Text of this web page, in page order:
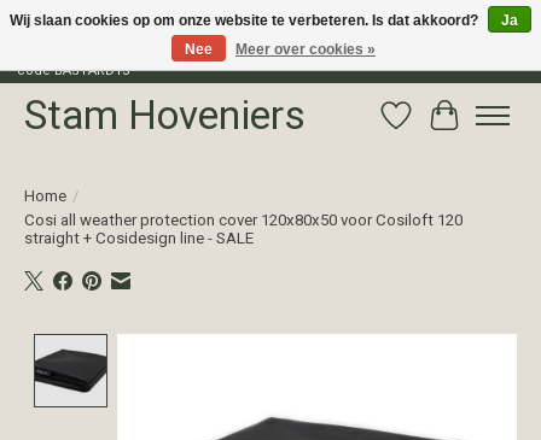
Profiteer van 15% korting op het gehele assortiment van The Bastard met
code BASTARD15
Stam Hoveniers Verlanglijst
Home /
Cosi all weather protection cover 120x80x50 voor Cosiloft 120
straight + Cosidesign line - SALE
Wij slaan cookies op om onze website te verbeteren. Is dat akkoord?
Ja
Nee
Meer over cookies »